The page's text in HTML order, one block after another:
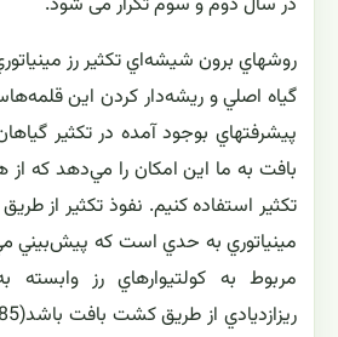
روشهاي برون شيشه‌اي تكثير رز
پيشرفتهاي بوجود آمده در تكثير
بافت به ما اين امكان را مي‌دهد كه
تكثير استفاده كنيم. نفوذ تكثير از
مينياتوري به حدي است كه پيش‌بيني
مربوط به كولتيوارهاي رز وابسته